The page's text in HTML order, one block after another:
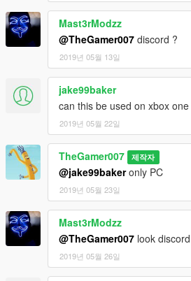
Mast3rModzz
@TheGamer007 discord ?
2019년 05월 13일
jake99baker
can this be used on xbox
2019년 05월 22일
TheGamer007 제작자
@jake99bakeronly PC
2019년 05월 23일
Mast3rModzz
@TheGamer007 look discord
2019년 05월 26일